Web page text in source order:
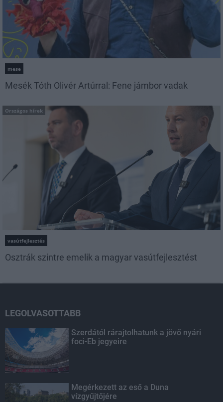
mese
Mesék Tóth Olivér Artúrral: Fene jámbor vadak
Országos hírek
vasútfejlesztés
Osztrák szintre emelik a magyar vasútfejlesztést
LEGOLVASOTTABB
Szerdától rárajtolhatunk a jövő nyári
foci-Eb jegyeire
Megérkezett az eső a Duna
vízgyűjtőjére